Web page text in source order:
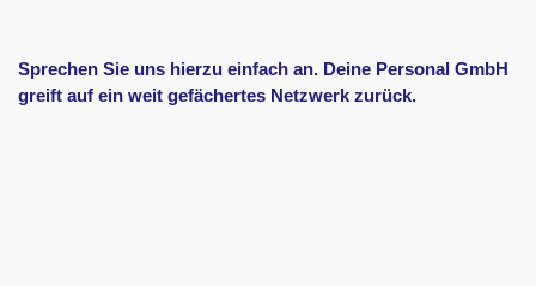
Sprechen Sie uns hierzu einfach an. Deine Personal GmbH
greift auf ein weit gefächertes Netzwerk zurück.